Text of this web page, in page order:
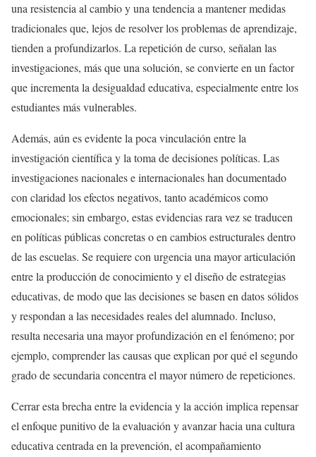
una resistencia al cambio y una tendencia a mantener medidas
tradicionales que, lejos de resolver los problemas de aprendizaje,
tienden a profundizarlos. La repetición de curso, señalan las
investigaciones, más que una solución, se convierte en un factor
que incrementa la desigualdad educativa, especialmente entre los
estudiantes más vulnerables.
Además, aún es evidente la poca vinculación entre la
investigación científica y la toma de decisiones políticas. Las
investigaciones nacionales e internacionales han documentado
con claridad los efectos negativos, tanto académicos como
emocionales; sin embargo, estas evidencias rara vez se traducen
en políticas públicas concretas o en cambios estructurales dentro
de las escuelas. Se requiere con urgencia una mayor articulación
entre la producción de conocimiento y el diseño de estrategias
educativas, de modo que las decisiones se basen en datos sólidos
y respondan a las necesidades reales del alumnado. Incluso,
resulta necesaria una mayor profundización en el fenómeno; por
ejemplo, comprender las causas que explican por qué el segundo
grado de secundaria concentra el mayor número de repeticiones.
Cerrar esta brecha entre la evidencia y la acción implica repensar
el enfoque punitivo de la evaluación y avanzar hacia una cultura
educativa centrada en la prevención, el acompañamiento